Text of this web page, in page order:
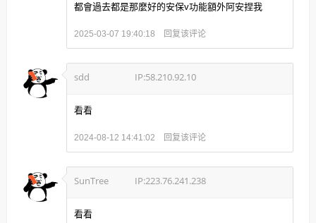
都會過去都是那麼好的安保v功能額外阿安捏我
2025-03-07 19:40:18 回复该评论
sdd IP:58.210.92.10
看看
2024-08-12 14:41:02 回复该评论
SunTree IP:223.76.241.238
看看